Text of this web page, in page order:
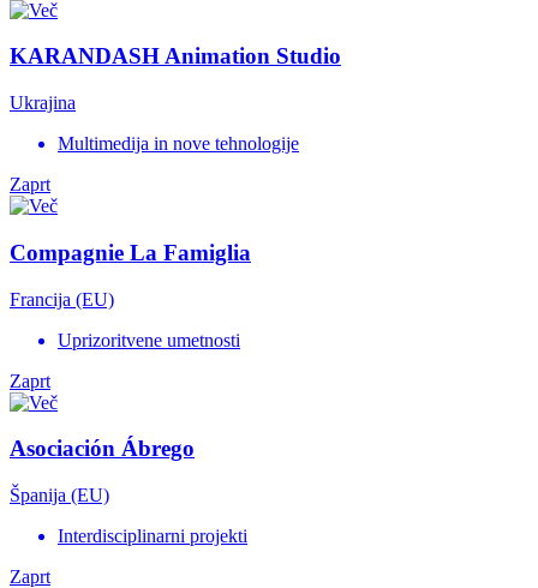
KARANDASH Animation Studio
Ukrajina
Multimedija in nove tehnologije
Zaprt
Compagnie La Famiglia
Francija (EU)
Uprizoritvene umetnosti
Zaprt
Asociación Ábrego
Španija (EU)
Interdisciplinarni projekti
Zaprt